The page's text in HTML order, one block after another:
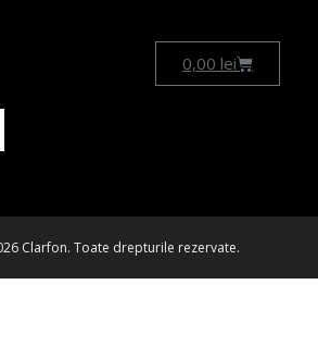
0,00 lei
Clarfon. Toate drepturile rezervate.